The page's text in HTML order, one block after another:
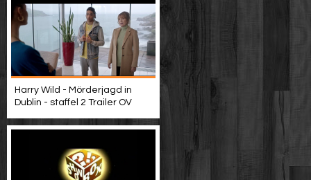
Harry Wild - Mörderjagd in
Dublin - staffel 2 Trailer OV